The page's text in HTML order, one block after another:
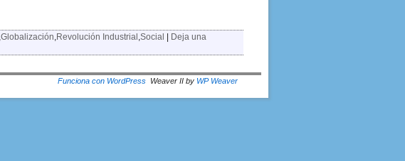
Globalización Revolución Industrial Social | Deja una
Funciona con WordPress Weaver II by WP Weaver